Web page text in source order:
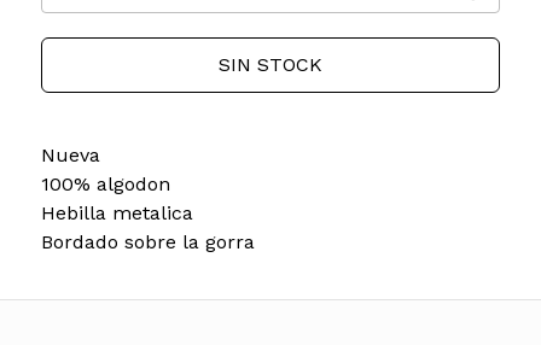
SIN STOCK
Nueva
100% algodon
Hebilla metalica
Bordado sobre la gorra